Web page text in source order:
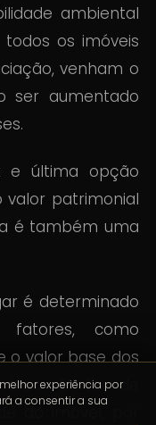
ambiental
os imóveis
venham o
ser aumentado
e última opção
valor patrimonial
é também uma
é determinado
como
o valor base dos
bruta de
do imóvel, por
experiência por
a consentir a sua